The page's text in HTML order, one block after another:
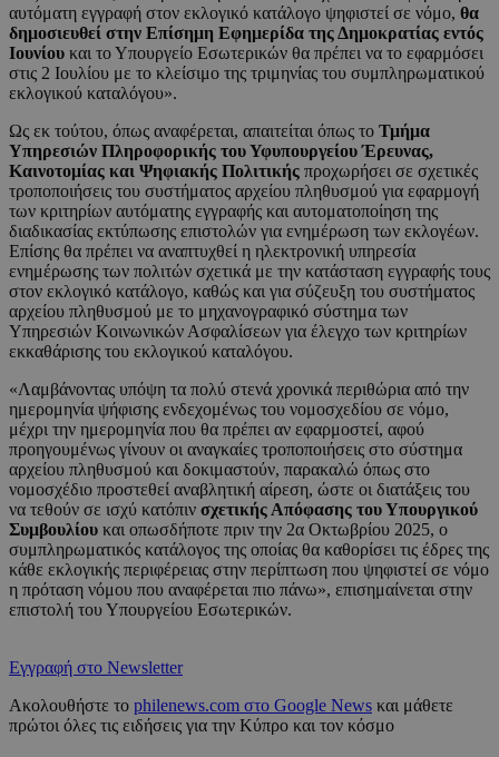
αυτόματη εγγραφή στον εκλογικό κατάλογο ψηφιστεί σε νόμο, θα
δημοσιευθεί στην Επίσημη Εφημερίδα της Δημοκρατίας εντός
Ιουνίου και το Υπουργείο Εσωτερικών θα πρέπει να το εφαρμόσει
στις 2 Ιουλίου με το κλείσιμο της τριμηνίας του συμπληρωματικού
εκλογικού καταλόγου».
Ως εκ τούτου, όπως αναφέρεται, απαιτείται όπως το Τμήμα
Υπηρεσιών Πληροφορικής του Υφυπουργείου Έρευνας,
Καινοτομίας και Ψηφιακής Πολιτικής προχωρήσει σε σχετικές
τροποποιήσεις του συστήματος αρχείου πληθυσμού για εφαρμογή
των κριτηρίων αυτόματης εγγραφής και αυτοματοποίηση της
διαδικασίας εκτύπωσης επιστολών για ενημέρωση των εκλογέων.
Επίσης θα πρέπει να αναπτυχθεί η ηλεκτρονική υπηρεσία
ενημέρωσης των πολιτών σχετικά με την κατάσταση εγγραφής τους
στον εκλογικό κατάλογο, καθώς και για σύζευξη του συστήματος
αρχείου πληθυσμού με το μηχανογραφικό σύστημα των
Υπηρεσιών Κοινωνικών Ασφαλίσεων για έλεγχο των κριτηρίων
εκκαθάρισης του εκλογικού καταλόγου.
«Λαμβάνοντας υπόψη τα πολύ στενά χρονικά περιθώρια από την
ημερομηνία ψήφισης ενδεχομένως του νομοσχεδίου σε νόμο,
μέχρι την ημερομηνία που θα πρέπει αν εφαρμοστεί, αφού
προηγουμένως γίνουν οι αναγκαίες τροποποιήσεις στο σύστημα
αρχείου πληθυσμού και δοκιμαστούν, παρακαλώ όπως στο
νομοσχέδιο προστεθεί αναβλητική αίρεση, ώστε οι διατάξεις του
να τεθούν σε ισχύ κατόπιν σχετικής Απόφασης του Υπουργικού
Συμβουλίου και οπωσδήποτε πριν την 2α Οκτωβρίου 2025, ο
συμπληρωματικός κατάλογος της οποίας θα καθορίσει τις έδρες της
κάθε εκλογικής περιφέρειας στην περίπτωση που ψηφιστεί σε νόμο
η πρόταση νόμου που αναφέρεται πιο πάνω», επισημαίνεται στην
επιστολή του Υπουργείου Εσωτερικών.
Εγγραφή στο Newsletter
Ακολουθήστε το philenews.com στο Google News και μάθετε
πρώτοι όλες τις ειδήσεις για την Κύπρο και τον κόσμο